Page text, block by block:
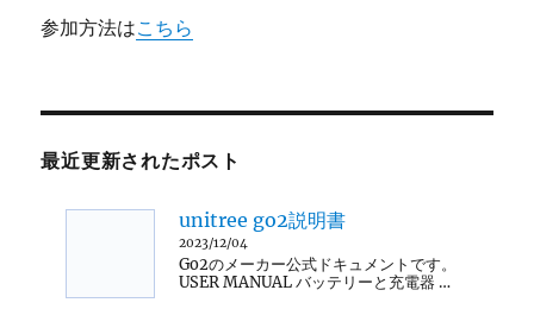
参加方法はこちら
最近更新されたポスト
unitree go2説明書
2023/12/04
Go2のメーカー公式ドキュメントです。
USER MANUAL バッテリーと充電器 …